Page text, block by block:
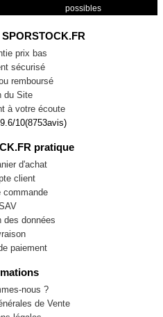
possibles
prix bas
sécurisé
remboursé
du Site
à votre écoute
9.6/10(8753avis)
pratique
d'achat
client
commande
des données
paiement
nous ?
de Vente